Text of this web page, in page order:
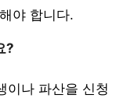
야 합니다.
?
이나 파산을 신청